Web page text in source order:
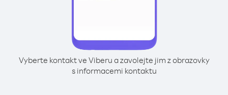
Vyberte kontakt ve Viberu a zavolejte jim z obrazovky
s informacemi kontaktu